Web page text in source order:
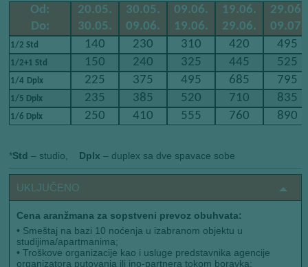
Od:
Do:
20.05.
30.05.
30.05.
09.06.
09.06.
19.06.
19.06.
29.06.
29.06.
09.07.
1/2 Std 140 230 310 420 495
1/2+1 Std 150 240 325 445 525
1/4 Dplx 225 375 495 685 795
1/5 Dplx 235 385 520 710 835
1/6 Dplx 250 410 555 760 890
*Std – studio, Dplx – duplex sa dve spavace sobe
UKLJUČENO
Cena aranžmana za sopstveni prevoz obuhvata:
• Smeštaj na bazi 10 noćenja u izabranom objektu u
studijima/apartmanima;
•Troškove organizacije kao i usluge predstavnika agencije
organizatora putovanja ili ino-partnera tokom boravka;